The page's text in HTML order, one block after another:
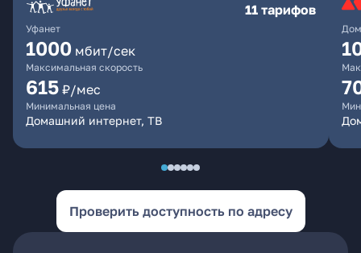
Уфанет
11 тарифов
1000 мбит/сек
Максимальная скорость
615 ₽/мес
Минимальная цена
Домашний интернет, ТВ
Проверить доступность по адресу